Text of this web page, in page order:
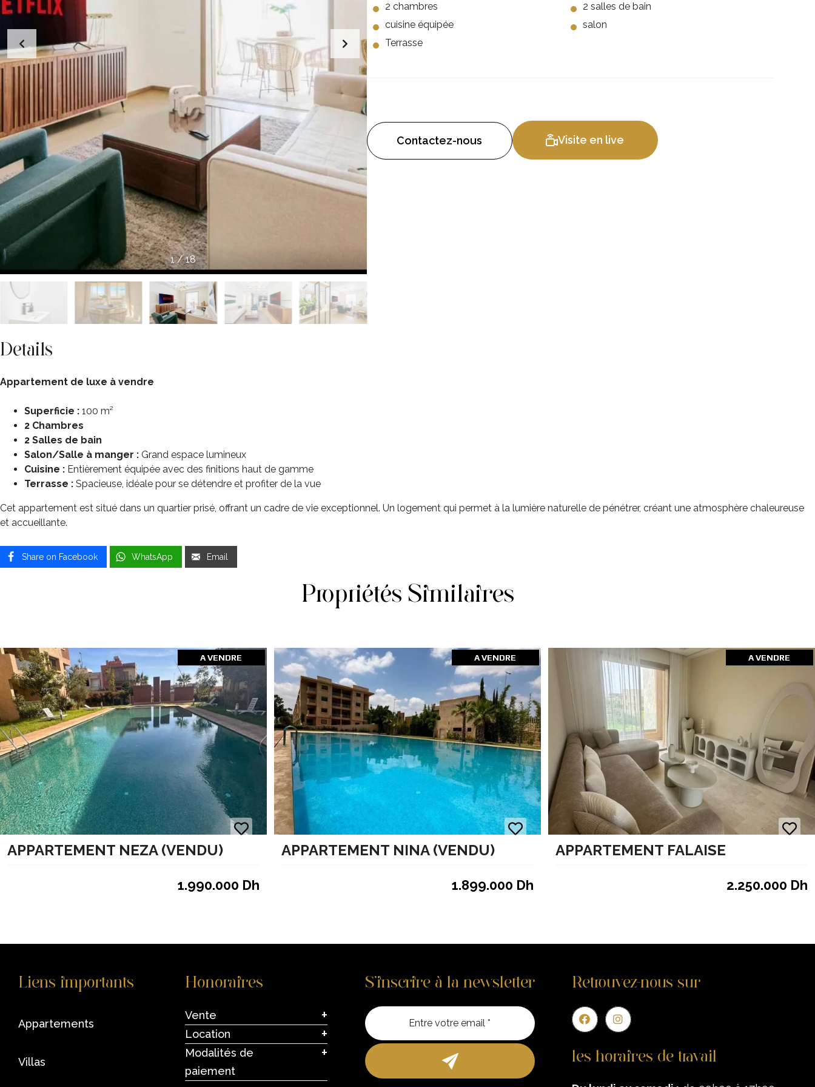
1/18
2 chambres
2 salles de bain
cuisine équipée
salon
Terrasse
Contactez-nous Visite en live
Details
Appartement de luxe à vendre
Superficie : 100 m²
2 Chambres
2 Salles de bain
Salon/Salle à manger : Grand espace lumineux
Cuisine : Entièrement équipée avec des finitions haut de gamme
Terrasse : Spacieuse, idéale pour se détendre et profiter de la vue
Cet appartement est situé dans un quartier prisé, offrant un cadre de vie exceptionnel. Un logement qui permet à la lumière naturelle de pénétrer, créant une atmosphère chaleureuse
et accueillante.
Share on Facebook WhatsApp Email
Propriétés Similaires
A VENDRE
APPARTEMENT NEZA (VENDU)
1.990.000 Dh
A VENDRE
APPARTEMENT NINA (VENDU)
1.899.000 Dh
A VENDRE
APPARTEMENT FALAISE
2.250.000 Dh
Liens importants
appartements
villas
Honoraires
Vente
Location
Modalités de
paiement
S’inscrire à la newsletter Retrouvez-nous sur
les horaires de travail